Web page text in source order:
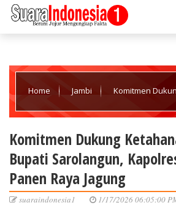
Home Jambi Komitmen
Komitmen Dukung
Bupati Sarolangun,
Panen Raya Jagung
suaraindonesia1 1/17/2026 06:05:00